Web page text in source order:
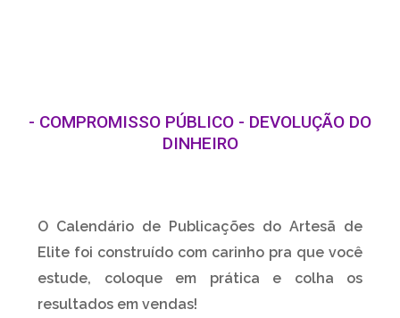
- COMPROMISSO PÚBLICO - DEVOLUÇÃO DO
DINHEIRO
O Calendário de Publicações do Artesã de
Elite foi construído com carinho pra que você
estude, coloque em prática e colha os
resultados em vendas!